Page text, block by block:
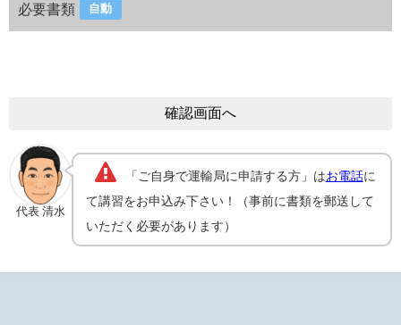
必要書類 自動
代表 清水
「ご自身で運輸局に申請する方」はお電話に
て講習をお申込み下さい！（事前に書類を郵送して
いただく必要があります）